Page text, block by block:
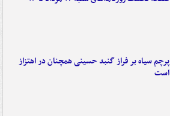
پرچم سیاه بر فراز گنبد حسینی همچنان در اهتزاز
است